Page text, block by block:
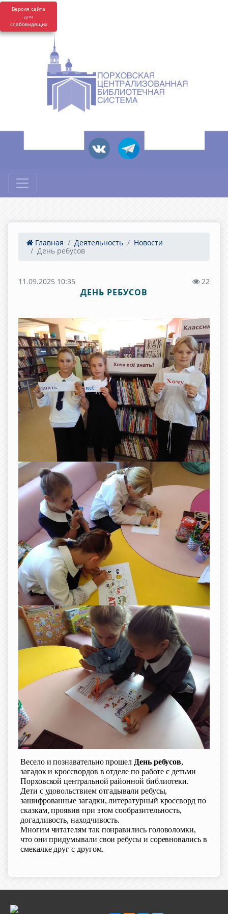
Версия сайта
для
слабовидящих
Главная Деятельность
Новости
День ребусов
11.09.2025 10:35 22
ДЕНЬ РЕБУСОВ
Весело и познавательно прошел День ребусов,
загадок и кроссвордов в отделе по работе с детьми
Порховской центральной районной библиотеки.
Дети с удовольствием отгадывали ребусы,
зашифрованные загадки, литературный кроссворд по
сказкам, проявив при этом сообразительность,
догадливость, находчивость.
Многим читателям так понравились головоломки,
что они придумывали свои ребусы и соревновались в
смекалке друг с другом.